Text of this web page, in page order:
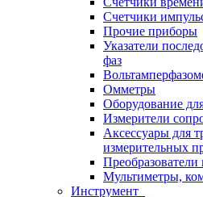
Счетчики
Прочие приборы
Указатели
фаз
Омметры
Оборудование
Измерители
Аксессуары для
измерительных
Преобразователи
Мультиметры,
Инструмент